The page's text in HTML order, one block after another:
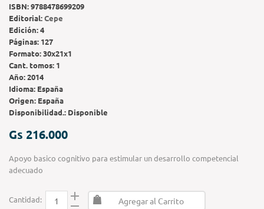
ISBN:9788478699209
Editorial:Cepe
Edición:4
Páginas: 127
Formato:30x21x1
Cant. tomos: 1
Año:2014
Idioma: España
Origen: España
Disponibilidad.: Disponible
Gs 216.000
Apoyo basico cognitivo para estimular un desarrollo competencial
adecuado
Cantidad: Agregar al Carrito